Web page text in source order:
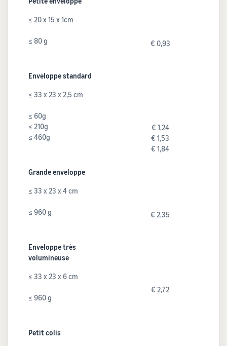
≤ 20 x 15 x 1cm
≤ 80 g € 0,93
Enveloppe standard
≤ 33 x 23 x 2,5 cm
≤ 60g
≤ 210g
≤ 460g
€ 1,24
€ 1,53
€ 1,84
Grande enveloppe
≤ 33 x 23 x 4 cm
≤ 960 g € 2,35
Enveloppe très
volumineuse
≤ 33 x 23 x 6 cm
≤ 960 g
€ 2,72
Petit colis